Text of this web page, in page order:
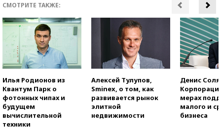
СМОТРИТЕ ТАКЖЕ:
Илья Родионов из
Квантум Парк о
фотонных чипах и
будущем
вычислительной
техники
Алексей Тулупов,
Sminex, о том, как
развивается рынок
элитной
недвижимости
Денис
мерах
малого и
бизнеса